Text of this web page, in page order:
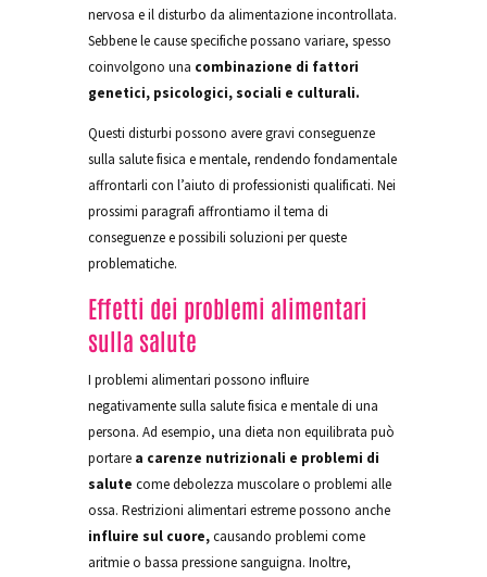
nervosa e il disturbo da alimentazione incontrollata.
Sebbene le cause specifiche possano variare, spesso
coinvolgono una combinazione di fattori
genetici, psicologici, sociali e culturali.
Questi disturbi possono avere gravi conseguenze
sulla salute fisica e mentale, rendendo fondamentale
affrontarli con l’aiuto di professionisti qualificati. Nei
prossimi paragrafi affrontiamo il tema di
conseguenze e possibili soluzioni per queste
problematiche.
Effetti dei problemi alimentari
sulla salute
I problemi alimentari possono influire
negativamente sulla salute fisica e mentale di una
persona. Ad esempio, una dieta non equilibrata può
portare a carenze nutrizionali e problemi di
salute come debolezza muscolare o problemi alle
ossa. Restrizioni alimentari estreme possono anche
influire sul cuore,causando problemi come
aritmie o bassa pressione sanguigna. Inoltre,